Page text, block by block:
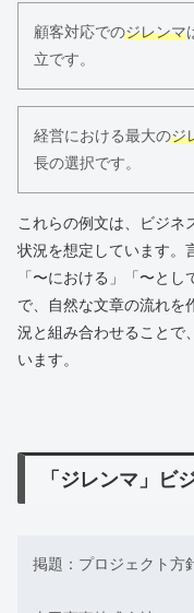
顧客対応でのジレンマ
立です。
経営における最大のジ
長の選択です。
これらの例文は、ビジネ
状況を想定しています。
「〜における」「〜と
で、自然な文章の流れを
況と組み合わせることで
います。
「ジレンマ」ビ
掲題：プロジェクト方